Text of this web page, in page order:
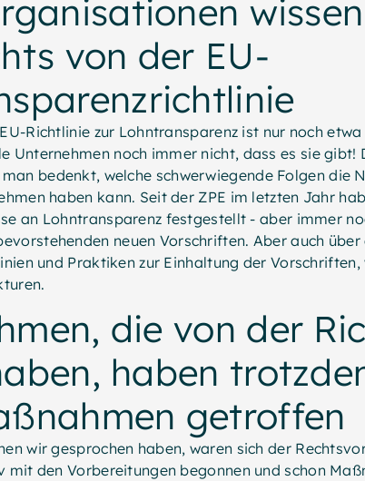
von der EU-
Richtlinie zur Lohntransparenz ist nur noch
Unternehmen noch immer nicht, dass es sie gibt!
bedenkt, welche schwerwiegende Folgen die
haben kann. Seit der ZPE im letzten Jahr
an Lohntransparenz festgestellt - aber immer
neuen Vorschriften. Aber auch
und Praktiken zur Einhaltung der Vorschriften,
die von der
haben
getroffen
wir gesprochen haben, waren sich der
mit den Vorbereitungen begonnen und schon